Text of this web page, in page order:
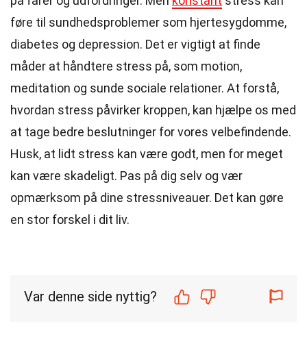
føre til sundhedsproblemer som hjertesygdomme,
diabetes og depression. Det er vigtigt at finde
måder at håndtere stress på, som motion,
meditation og sunde sociale relationer. At forstå,
hvordan stress påvirker kroppen, kan hjælpe os med
at tage bedre beslutninger for vores velbefindende.
Husk, at lidt stress kan være godt, men for meget
kan være skadeligt. Pas på dig selv og vær
opmærksom på dine stressniveauer. Det kan gøre
en stor forskel i dit liv.
Var denne side nyttig?